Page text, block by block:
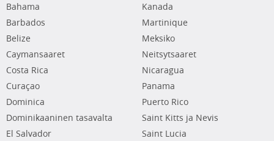
Bahama
Barbados
Belize
Caymansaaret
Costa Rica
Curaçao
Dominica
Dominikaaninen tasavalta
El Salvador
Kanada
Martinique
Meksiko
Neitsytsaaret
Nicaragua
Panama
Puerto Rico
Saint Kitts ja Nevis
Saint Lucia